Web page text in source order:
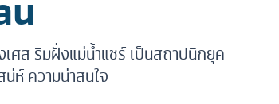
ศส ริมฝั่งแม่น้ำแชร์ เป็นสถาปนิกยุค
ห์ ความน่าสนใจ